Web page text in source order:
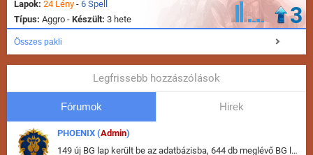
Lapok: 24 Lény - 6 Spell
Típus: Aggro - Készült: 3 hete 3
Összes pakli
Legfrissebb hozzászólások
Fórumok Hirek
PHOENIX (Admin)
149 új BG lap került be az adatbázisba, 644 db meglévő BG lap módosult, bekerültek az új képek a megváltozott lapokhoz is.